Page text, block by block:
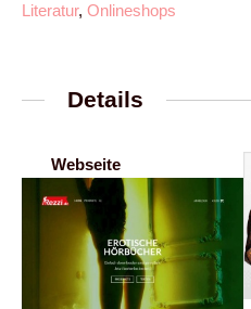
Literatur, Onlineshops
Details
Webseite